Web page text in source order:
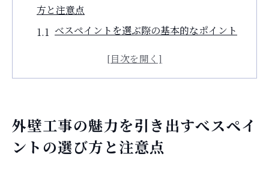
方と注意点
べスペイントを選ぶ際の基本的なポイント
べスペイントの効果を最大化する方法
外壁工事で実現する美しさと耐久性の両立
外壁工事の魅力を引き出すべスペイ
ントの選び方と注意点